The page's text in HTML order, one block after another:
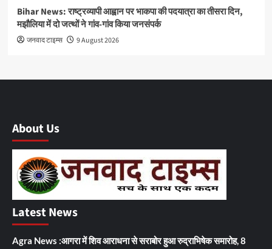
Bihar News: राष्ट्रव्यापी आह्वान पर भाकपा की पदयात्रा का तीसरा दिन,
मझौलिया में दो जत्थों ने गांव-गांव किया जनसंपर्क
जनवाद टाइम्स 9 August 2026
About Us
Latest News
Agra News :आगरा में शिव आराधना से सराबोर हुआ रुद्राभिषेक समारोह, 8